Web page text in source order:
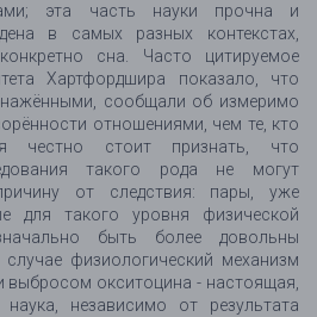
эта часть науки прочна и
в самых разных контекстах,
сна. Часто цитируемое
Хартфордшира показало, что
сообщали об измеримо
отношениями, чем те, кто
честно стоит признать, что
такого рода не могут
от следствия: пары, уже
для такого уровня физической
быть более довольны
физиологический механизм
выбросом окситоцина - настоящая,
независимо от результата